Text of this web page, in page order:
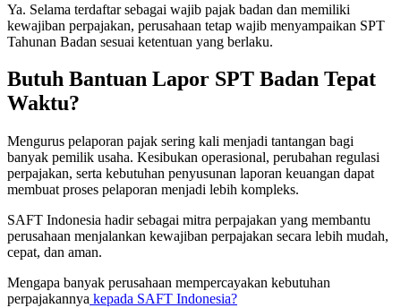
Ya. Selama terdaftar sebagai wajib pajak badan dan memiliki
kewajiban perpajakan, perusahaan tetap wajib menyampaikan SPT
Tahunan Badan sesuai ketentuan yang berlaku.
Butuh Bantuan Lapor SPT Badan Tepat
Waktu?
Mengurus pelaporan pajak sering kali menjadi tantangan bagi
banyak pemilik usaha. Kesibukan operasional, perubahan regulasi
perpajakan, serta kebutuhan penyusunan laporan keuangan dapat
membuat proses pelaporan menjadi lebih kompleks.
SAFT Indonesia hadir sebagai mitra perpajakan yang membantu
perusahaan menjalankan kewajiban perpajakan secara lebih mudah,
cepat, dan aman.
Mengapa banyak perusahaan mempercayakan kebutuhan
perpajakannya kepada SAFT Indonesia?